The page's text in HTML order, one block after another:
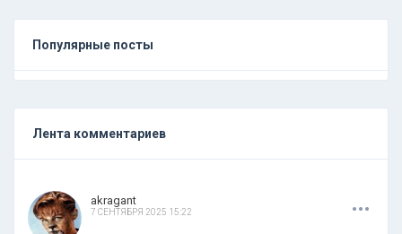
Популярные посты
Лента комментариев
akragant
7 СЕНТЯБРЯ 2025 15:22 ...